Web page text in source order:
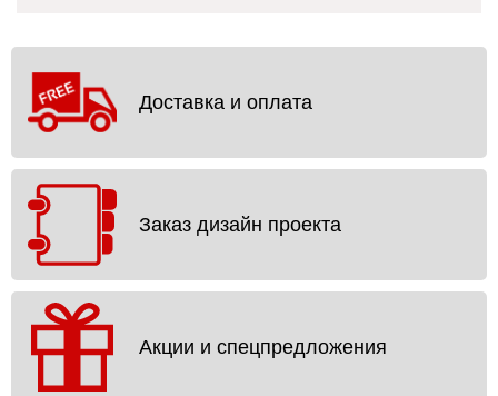
Доставка и оплата
Заказ дизайн проекта
Акции и спецпредложения